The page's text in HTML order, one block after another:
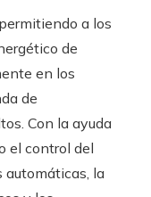
a los
de
en los
de
Con la ayuda
el control del
automáticas, la